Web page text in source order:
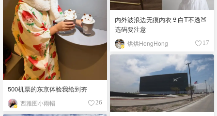
内外波浪边无痕内衣👙白T不透🍑
选码要注意
烘烘HongHong 17
500机票的东京体验我给到夯
西雅图小雨帽 26